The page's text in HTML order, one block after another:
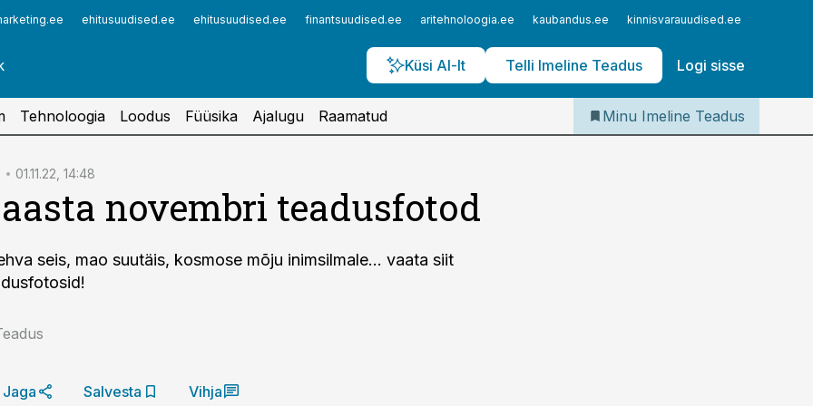
ehitusuudised.ee ehitusuudised.ee finantsuudised.ee aritehnoloogia.ee kaubandus.ee kinnisvarauudised.ee
Küsi AI-lt Telli Imeline Teadus Logi sisse
Iseteenindus
Telli Imeline Teadus
Tehnoloogia Loodus Füüsika Ajalugu Raamatud Minu Imeline Teadus
01.11.22, 14:48
novembri teadusfotod
seis, mao suutäis, kosmose mõju inimsilmale... vaata siit
Jaga Salvesta Vihja